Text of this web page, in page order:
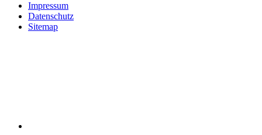
Impressum
Datenschutz
Sitemap